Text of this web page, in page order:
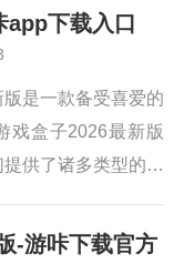
很是齐全，都是可
供了多...
下载入口
是一款备受喜爱的
戏盒子2026最新版
供了诸多类型的游
还提供了多种游戏
-游咔下载官方